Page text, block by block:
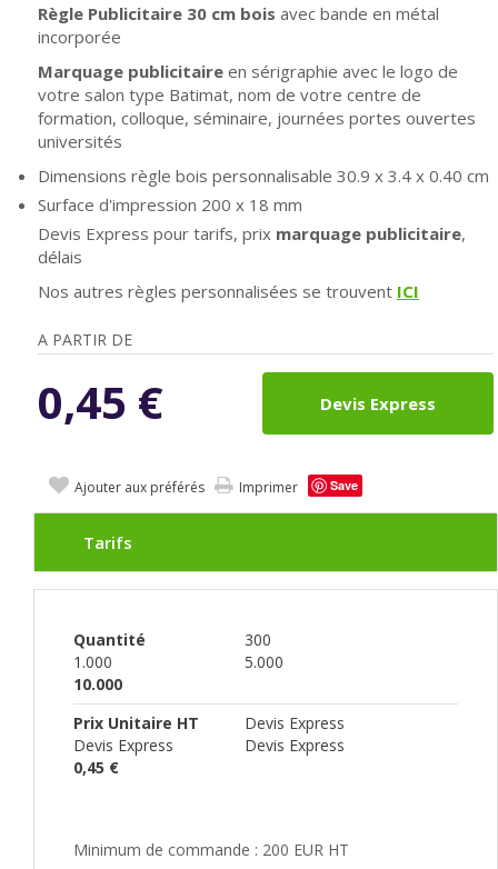
Règle Publicitaire 30 cm bois avec bande en métal
incorporée
Marquage publicitaire en sérigraphie avec le logo de
votre salon type Batimat, nom de votre centre de
formation, colloque, séminaire, journées portes ouvertes
universités
Dimensions règle bois personnalisable 30.9 x 3.4 x 0.40 cm
Surface d'impression 200 x 18 mm
Devis Express pour tarifs, prix marquage publicitaire,
délais
Nos autres règles personnalisées se trouvent ICI
A PARTIR DE
0,45 € Devis Express
Ajouter aux préférés Imprimer Save
Tarifs
Quantité
300
1.000
5.000
10.000
Prix Unitaire HT
Devis Express
Devis Express
Devis Express
0,45 €
Minimum de commande : 200 EUR HT